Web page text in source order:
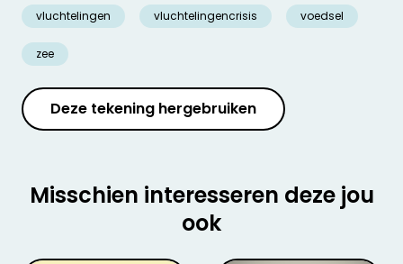
vluchtelingen vluchtelingencrisis voedsel
zee
Deze tekening hergebruiken
Misschien interesseren deze jou
ook